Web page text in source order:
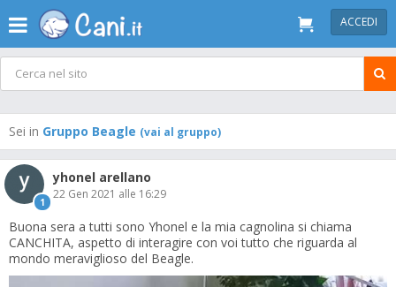
ACCEDI
Sei in Gruppo Beagle (vai al gruppo)
1
yhonel arellano
22 Gen 2021 alle 16:29
Buona sera a tutti sono Yhonel e la mia cagnolina si chiama
CANCHITA, aspetto di interagire con voi tutto che riguarda al
mondo meraviglioso del Beagle.